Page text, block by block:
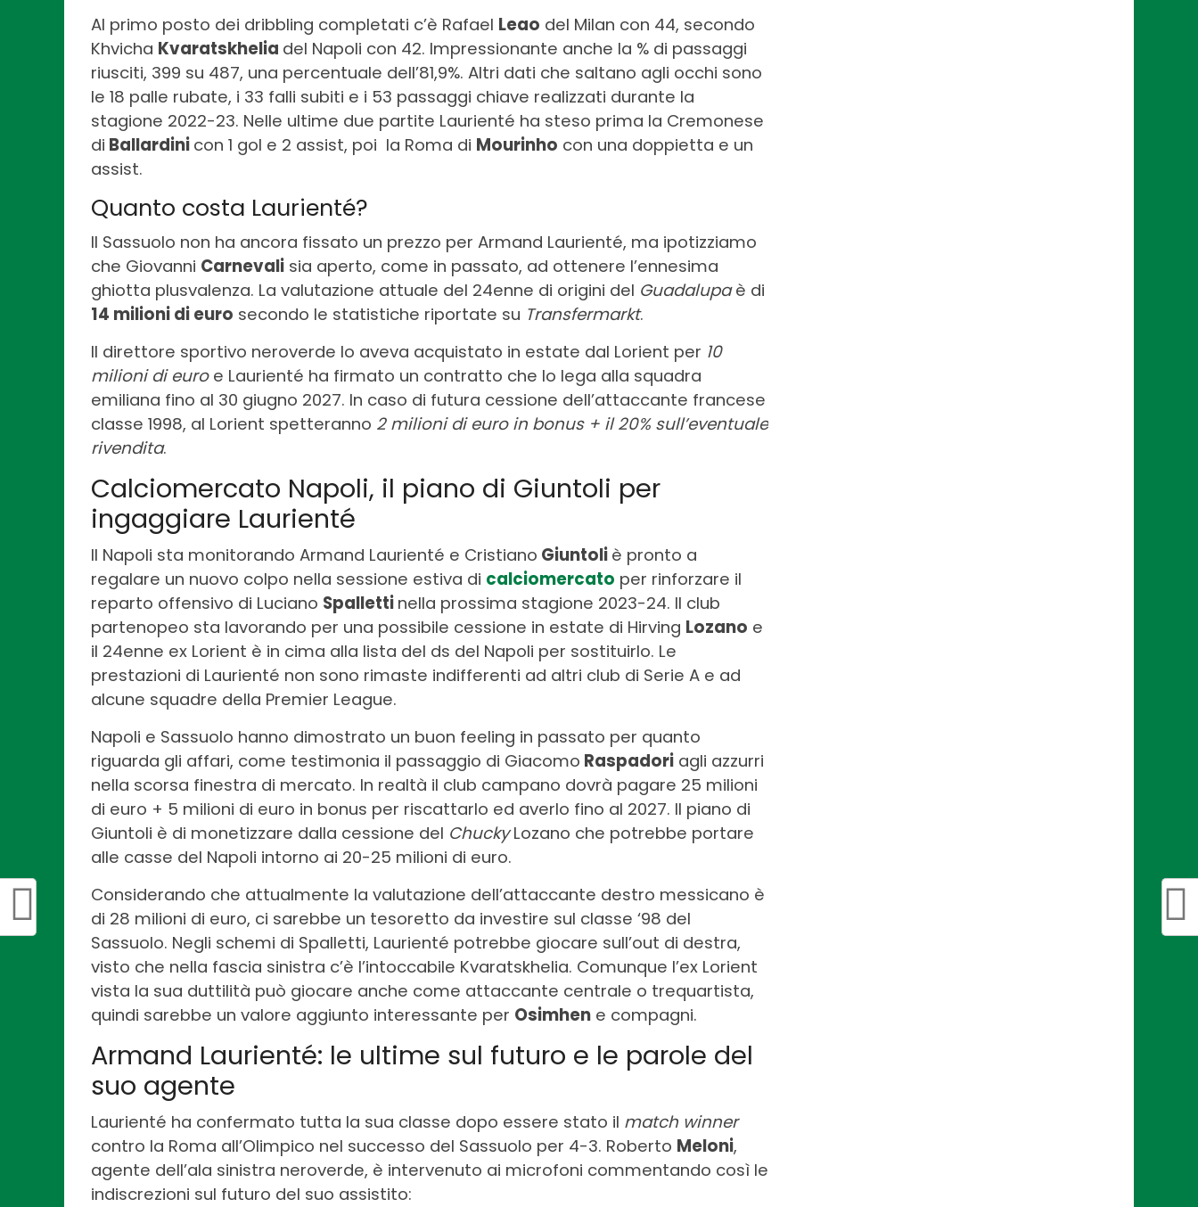
Al primo posto dei dribbling completati c’è Rafael Leao del Milan con 44, secondo
Khvicha Kvaratskhelia del Napoli con 42. Impressionante anche la % di passaggi
riusciti, 399 su 487, una percentuale dell’81,9%. Altri dati che saltano agli occhi sono
le 18 palle rubate, i 33 falli subiti e i 53 passaggi chiave realizzati durante la
stagione 2022-23. Nelle ultime due partite Laurienté ha steso prima la Cremonese
di Ballardini con 1 gol e 2 assist, poi la Roma di Mourinho con una doppietta e un
assist.
Quanto costa Laurienté?
Il Sassuolo non ha ancora fissato un prezzo per Armand Laurienté, ma ipotizziamo
che Giovanni Carnevali sia aperto, come in passato, ad ottenere l’ennesima
ghiotta plusvalenza. La valutazione attuale del 24enne di origini del Guadalupaè di
14 milioni di euro secondo le statistiche riportate su Transfermarkt.
Il direttore sportivo neroverde lo aveva acquistato in estate dal Lorient per 10
milioni di euro e Laurienté ha firmato un contratto che lo lega alla squadra
emiliana fino al 30 giugno 2027. In caso di futura cessione dell’attaccante francese
classe 1998, al Lorient spetteranno 2 milioni di euro in bonus + il 20% sull’eventuale
rivendita.
Calciomercato Napoli, il piano di Giuntoli per
ingaggiare Laurienté
Il Napoli sta monitorando Armand Laurienté e Cristiano Giuntoli è pronto a
regalare un nuovo colpo nella sessione estiva di calciomercato per rinforzare il
reparto offensivo di Luciano Spalletti nella prossima stagione 2023-24. Il club
partenopeo sta lavorando per una possibile cessione in estate di Hirving Lozano e
il 24enne ex Lorient è in cima alla lista del ds del Napoli per sostituirlo. Le
prestazioni di Laurienté non sono rimaste indifferenti ad altri club di Serie A e ad
alcune squadre della Premier League.
Napoli e Sassuolo hanno dimostrato un buon feeling in passato per quanto
riguarda gli affari, come testimonia il passaggio di Giacomo Raspadori agli azzurri
nella scorsa finestra di mercato. In realtà il club campano dovrà pagare 25 milioni
di euro + 5 milioni di euro in bonus per riscattarlo ed averlo fino al 2027. Il piano di
Giuntoli è di monetizzare dalla cessione del ChuckyLozano che potrebbe portare
alle casse del Napoli intorno ai 20-25 milioni di euro.
Considerando che attualmente la valutazione dell’attaccante destro messicano è
di 28 milioni di euro, ci sarebbe un tesoretto da investire sul classe ‘98 del
Sassuolo. Negli schemi di Spalletti, Laurienté potrebbe giocare sull’out di destra,
visto che nella fascia sinistra c’è l’intoccabile Kvaratskhelia. Comunque l’ex Lorient
vista la sua duttilità può giocare anche come attaccante centrale o trequartista,
quindi sarebbe un valore aggiunto interessante per Osimhen e compagni.
Armand Laurienté: le ultime sul futuro e le parole del
suo agente
Laurienté ha confermato tutta la sua classe dopo essere stato il match winner
contro la Roma all’Olimpico nel successo del Sassuolo per 4-3. Roberto Meloni,
agente dell’ala sinistra neroverde, è intervenuto ai microfoni commentando così le
indiscrezioni sul futuro del suo assistito: